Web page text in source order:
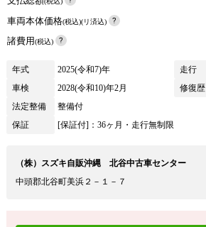
車両本体価格(税込)(リ済込)
諸費用(税込)
年式 2025(令和7)年 走行
車検
2028(令和10)年2月 修復歴
法定整備
整備付
保証
[保証付]：36ヶ月・走行無制限
（株）スズキ自販沖縄 北谷中古車センター
中頭郡北谷町美浜２－１－７